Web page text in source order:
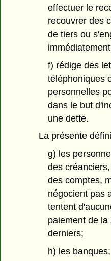
effectuer le
recouvrer des
de tiers ou
f) rédige des
téléphoniques
personnelles
dans le but
une dette.
La présente
g) les
des
des comptes,
négocient pas
tentent
paiement de
derniers;
h) les banques;